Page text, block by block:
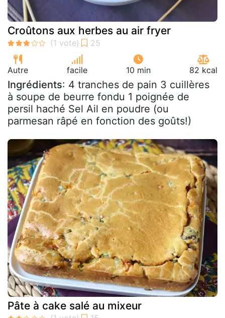
Croûtons aux herbes au air fryer
Autre facile 10 min 82 kcal
Ingrédients: 4 tranches de pain 3 cuillères
à soupe de beurre fondu 1 poignée de
persil haché Sel Ail en poudre (ou
parmesan râpé en fonction des goûts!)
Pâte à cake salé au mixeur